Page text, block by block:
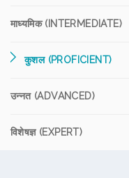
माध्यमिक (INTERMEDIATE)
कुशल (PROFICIENT)
उन्नत (ADVANCED)
विशेषज्ञ (EXPERT)